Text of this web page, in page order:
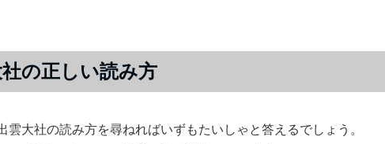
の正しい読み方
雲大社の読み方を尋ねればいずもたいしゃと答えるでしょう。